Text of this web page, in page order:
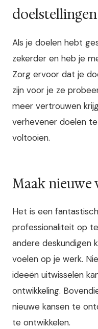
doelstellingen
Als je doelen hebt
zekerder en heb je
Zorg ervoor dat je
zijn voor je ze
meer vertrouwen
verhevener doelen
voltooien.
Maak nieuwe
Het is een
professionaliteit op
andere deskundigen
voelen op je werk.
ideeën uitwisselen
ontwikkeling.
nieuwe kansen te
te ontwikkelen.